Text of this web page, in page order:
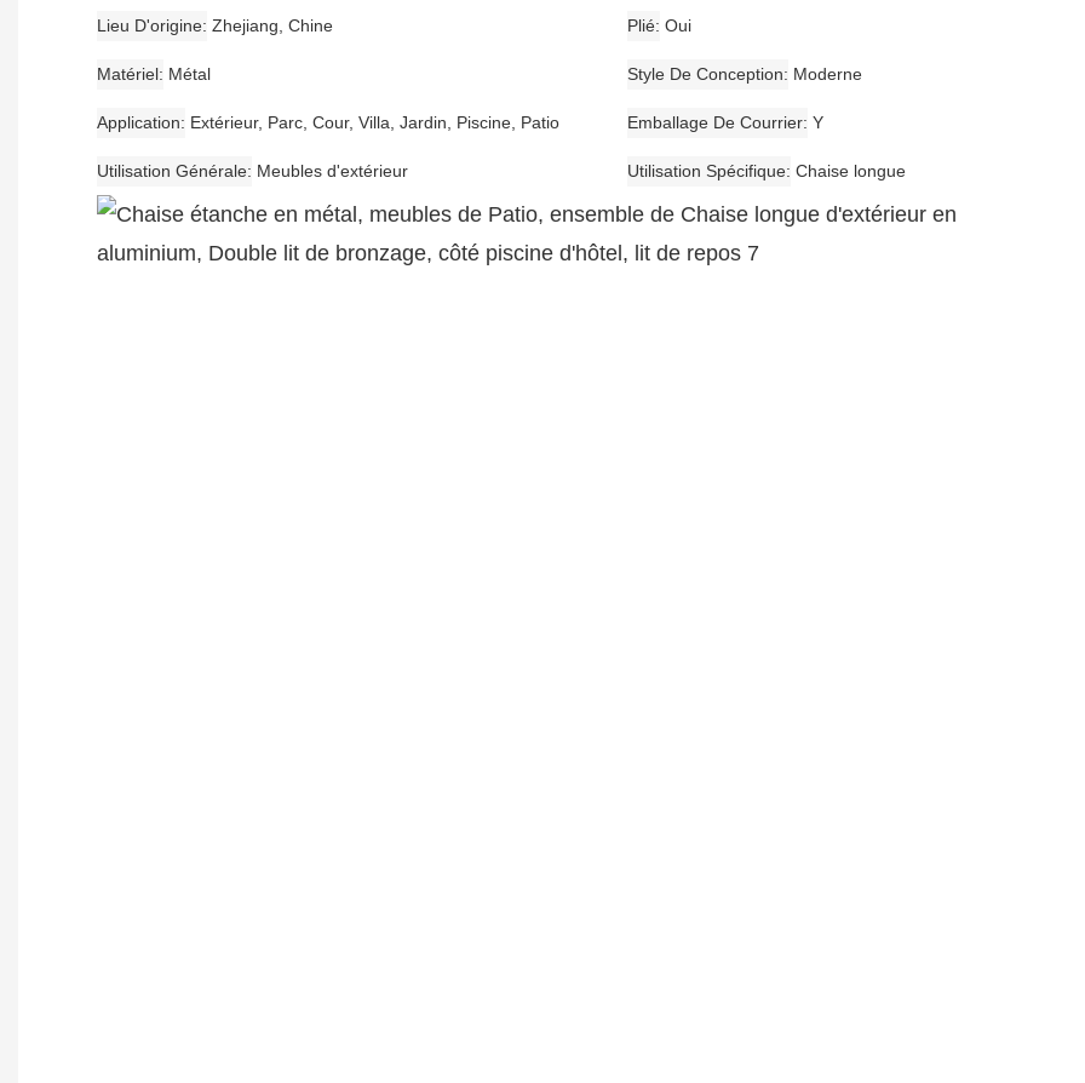
Lieu D'origine Zhejiang, Chine Plié Oui
Matériel Métal Style De Conception Moderne
Application Extérieur, Parc, Cour, Villa, Jardin, Piscine, Patio Emballage De Courrier Y
Utilisation Générale Meubles d'extérieur Utilisation Spécifique Chaise longue